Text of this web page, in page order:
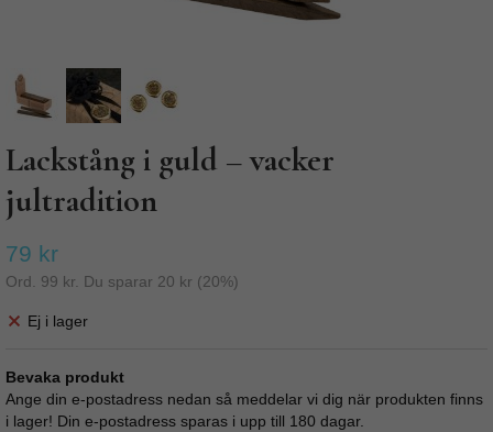
Lackstång i guld – vacker
jultradition
79 kr
Ord. 99 kr . Du sparar 20 kr (20%)
Ej i lager
Bevaka produkt
Ange din e-postadress nedan så meddelar vi dig när produkten finns
i lager! Din e-postadress sparas i upp till 180 dagar.